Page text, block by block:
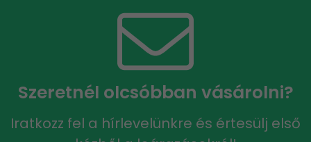
Szeretnél olcsóbban vásárolni?
Iratkozz fel a hírlevelünkre és értesülj első